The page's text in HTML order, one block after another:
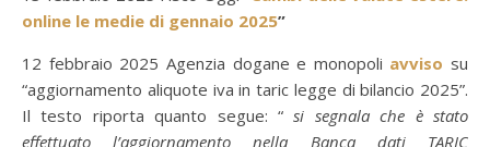
online le medie di gennaio 2025”
12 febbraio 2025 Agenzia dogane e monopoli avviso su
“aggiornamento aliquote iva in taric legge di bilancio 2025”.
Il testo riporta quanto segue: “si segnala che è stato
effettuato l’aggiornamento nella Banca dati TARIC